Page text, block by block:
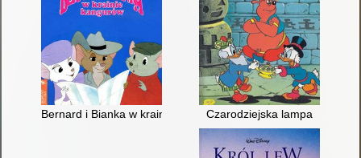
Bernard i Bianka w krainie kangurówCzarodziejska lampa